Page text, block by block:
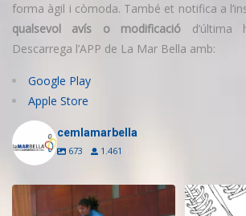
forma àgil i còmoda. També et notifica a
qualsevol avís o modificació d’última
Descarrega l’APP de La Mar Bella amb:
Google Play
Apple Store
cemlamarbella
673 1.461
Inscriu-te a l’Escola de Trampolí
del CEM
Aquest
i